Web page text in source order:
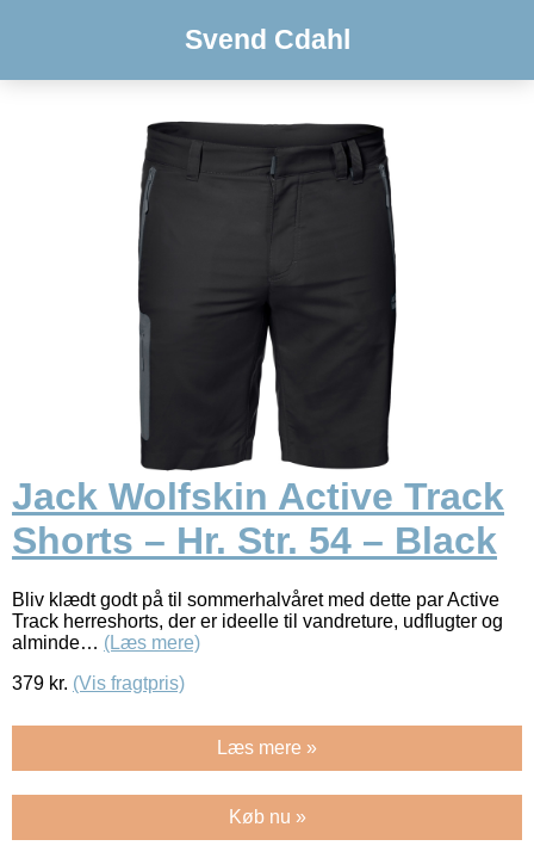
Svend Cdahl
Jack Wolfskin Active Track
Shorts – Hr. Str. 54 – Black
Bliv klædt godt på til sommerhalvåret med dette par Active
Track herreshorts, der er ideelle til vandreture, udflugter og
alminde… (Læs mere)
379 kr. (Vis fragtpris)
Læs mere »
Køb nu »